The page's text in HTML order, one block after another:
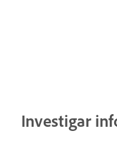
Investigar